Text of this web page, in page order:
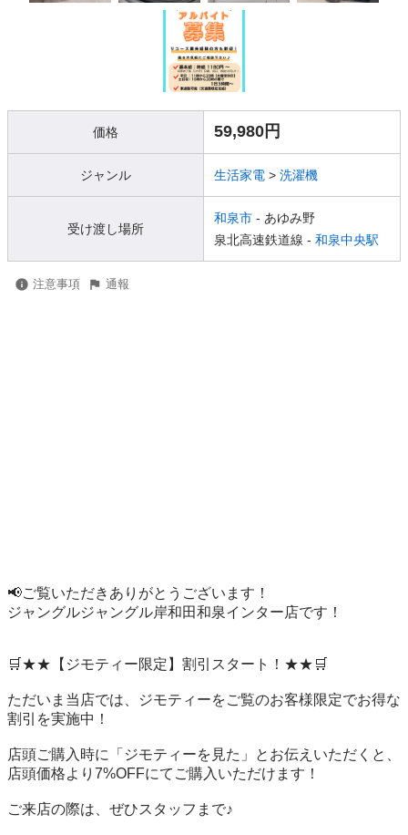
価格 59,980円
ジャンル 生活家電 > 洗濯機
受け渡し場所
和泉市 - あゆみ野
泉北高速鉄道線 - 和泉中央駅
注意事項 通報
📢ご覧いただきありがとうございます！
ジャングルジャングル岸和田和泉インター店です！
🛒★★【ジモティー限定】割引スタート！★★🛒
ただいま当店では、ジモティーをご覧のお客様限定でお得な
割引を実施中！
店頭ご購入時に「ジモティーを見た」とお伝えいただくと、
店頭価格より7%OFFにてご購入いただけます！
ご来店の際は、ぜひスタッフまで♪